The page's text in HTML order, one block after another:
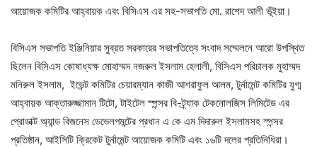
আয়োজক কমিটির আহ্বায়ক এবং বিসিএস এর সহ-সভাপতি মো. রাশেদ আলী ভূঁইয়া।
বিসিএস সভাপতি ইঞ্জিনিয়ার সুব্রত সরকারের সভাপতিত্বে সংবাদ সম্মেলনে আরো উপস্থিত
ছিলেন বিসিএস কোষাধ্যক্ষ মোহাম্মদ নজরুল ইসলাম হেলালী, বিসিএস পরিচালক মুহাম্মদ
মনিরুল ইসলাম, ইভেন্ট কমিটির চেয়ারম্যান কাজী আশরাফুল আলম, টুর্নামেন্ট কমিটির যুগ্ম
আহ্বায়ক আক্তারুজ্জামান টিটো, টাইটেল স্পন্সর বি-ট্র্যাক টেকনোলজিস লিমিটেড এর
প্রোডাক্ট অ্যান্ড বিজনেস ডেভেলপমন্টের প্রধান এ কে এম দিদারুল ইসলামসহ স্পন্সর
প্রতিষ্ঠান, আইসিটি ক্রিকেট টুর্নামেন্ট আয়োজক কমিটি এবং ১৬টি দলের প্রতিনিধিরা।